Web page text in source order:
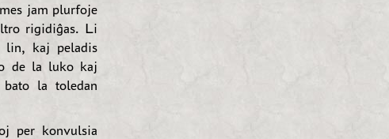
jam plurfoje
rigidiĝas. Li
lin, kaj peladis
de la luko kaj
la toledan
per konvulsia